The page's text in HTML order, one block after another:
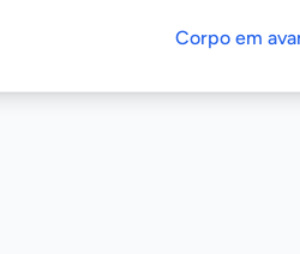
Corpo em